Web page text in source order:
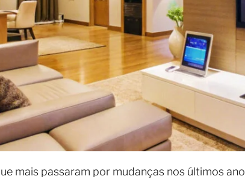
mais passaram por mudanças nos últimos